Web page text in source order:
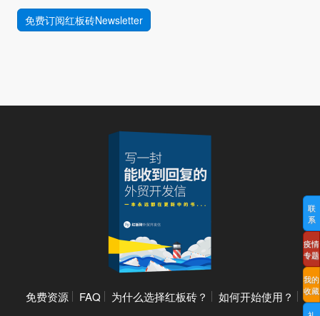
免费订阅红板砖Newsletter
免费资源 FAQ 为什么选择红板砖？
如何开始使用？
联
系
疫情
专题
我的
收藏